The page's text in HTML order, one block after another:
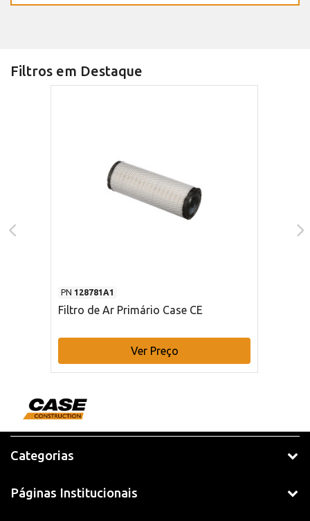
Filtros em Destaque
PN 128781A1
Filtro de Ar Primário Case CE
Ver Preço
Categorias
Páginas Institucionais